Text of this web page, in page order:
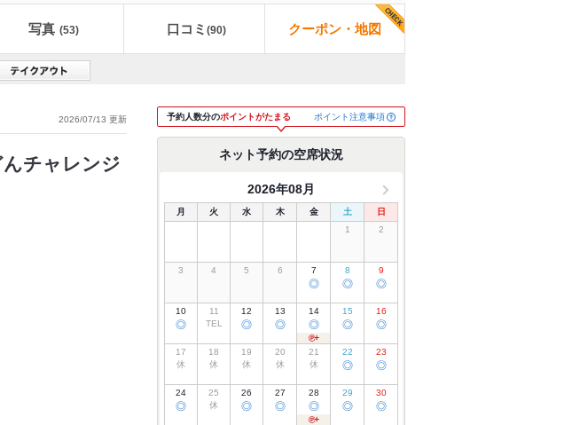
写真 (53) 口コミ (90) クーポン・地図
2026/07/13 更新
チャレンジ
予約人数分のポイントがたまる ポイント注意事項
ネット予約の空席状況
2026年08月
月 火 水 木 金 土
日
1
2
3 4 5 6 7
◎
8
◎
9
◎
10
◎
11
TEL
12
◎
13
◎
14
◎
15
◎
16
◎
17
休
18
休
19
休
20
休
21
休
22
◎
23
◎
24
◎
25
休
26
◎
27
◎
28
◎
29
◎
30
◎